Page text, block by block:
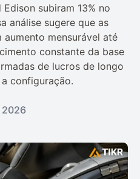
subiram 13% no
análise sugere que as
mensurável até
constante da base
de lucros de longo
configuração.
2026